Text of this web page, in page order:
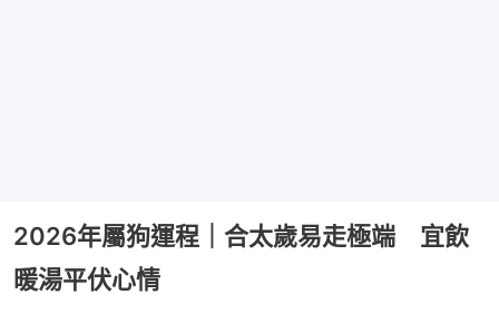
2026年屬狗運程｜合太歲易走極端 宜飲
暖湯平伏心情